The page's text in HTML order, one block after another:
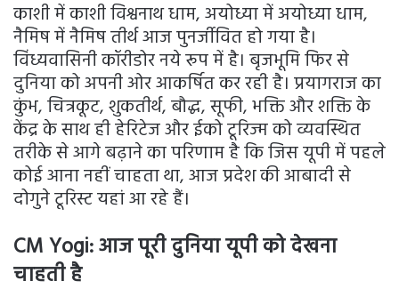
काशी में काशी विश्वनाथ धाम, अयोध्या में अयोध्या धाम,
नैमिष में नैमिष तीर्थ आज पुनर्जीवित हो गया है।
विंध्यवासिनी कॉरीडोर नये रूप में है। बृजभूमि फिर से
दुनिया को अपनी ओर आकर्षित कर रही है। प्रयागराज का
कुंभ, चित्रकूट, शुकतीर्थ, बौद्ध, सूफी, भक्ति और शक्ति के
केंद्र के साथ ही हेरिटेज और ईको टूरिज्म को व्यवस्थित
तरीके से आगे बढ़ाने का परिणाम है कि जिस यूपी में पहले
कोई आना नहीं चाहता था, आज प्रदेश की आबादी से
दोगुने टूरिस्ट यहां आ रहे हैं।
CM Yogi:आज पूरी दुनिया यूपी को देखना
चाहती है